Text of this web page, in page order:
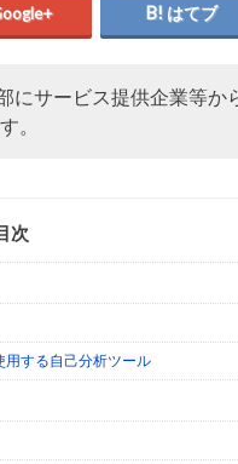
はてブ
にサービス提供企業等か
。
次
用する自己分析ツール